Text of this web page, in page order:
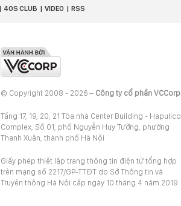
40S CLUB VIDEO RSS
© Copyright 2008 - 2026 – Công ty cổ phần VCCorp
Tầng 17, 19, 20, 21 Tòa nhà Center Building - Hapulico
Complex, Số 01, phố Nguyễn Huy Tưởng, phường
Thanh Xuân, thành phố Hà Nội
Giấy phép thiết lập trang thông tin điện tử tổng hợp
trên mạng số 2217/GP-TTĐT do Sở Thông tin và
Truyền thông Hà Nội cấp ngày 10 tháng 4 năm 2019